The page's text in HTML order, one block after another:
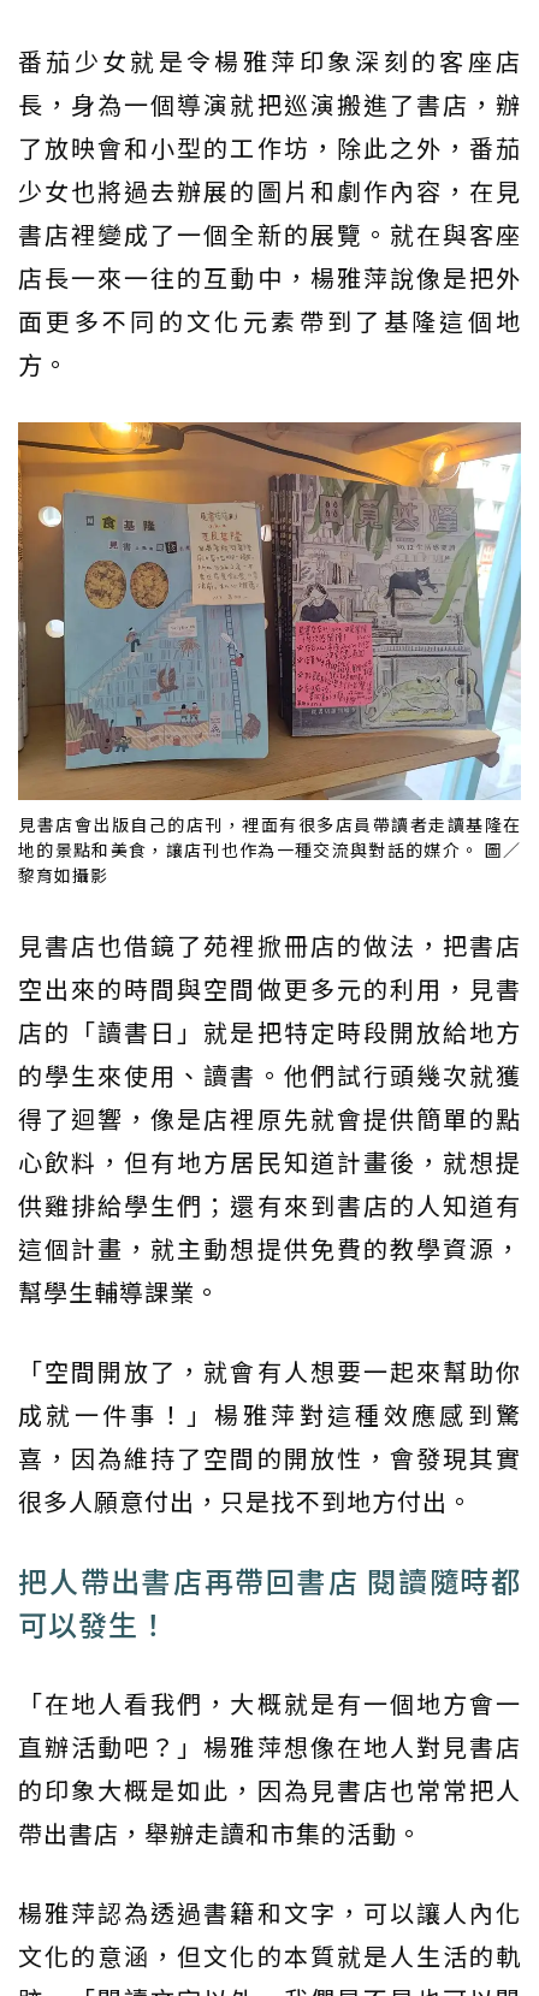
番茄少女就是令楊雅萍印象深刻的客座店
長，身為一個導演就把巡演搬進了書店，辦
了放映會和小型的工作坊，除此之外，番茄
少女也將過去辦展的圖片和劇作內容，在見
書店裡變成了一個全新的展覽。就在與客座
店長一來一往的互動中，楊雅萍說像是把外
面更多不同的文化元素帶到了基隆這個地
方。
見書店會出版自己的店刊，裡面有很多店員帶讀者走讀基隆在
地的景點和美食，讓店刊也作為一種交流與對話的媒介。 圖／
黎育如攝影
見書店也借鏡了苑裡掀冊店的做法，把書店
空出來的時間與空間做更多元的利用，見書
店的「讀書日」就是把特定時段開放給地方
的學生來使用、讀書。他們試行頭幾次就獲
得了迴響，像是店裡原先就會提供簡單的點
心飲料，但有地方居民知道計畫後，就想提
供雞排給學生們；還有來到書店的人知道有
這個計畫，就主動想提供免費的教學資源，
幫學生輔導課業。
「空間開放了，就會有人想要一起來幫助你
成就一件事！」楊雅萍對這種效應感到驚
喜，因為維持了空間的開放性，會發現其實
很多人願意付出，只是找不到地方付出。
把人帶出書店再帶回書店 閱讀隨時都
可以發生！
「在地人看我們，大概就是有一個地方會一
直辦活動吧？」楊雅萍想像在地人對見書店
的印象大概是如此，因為見書店也常常把人
帶出書店，舉辦走讀和市集的活動。
楊雅萍認為透過書籍和文字，可以讓人內化
文化的意涵，但文化的本質就是人生活的軌